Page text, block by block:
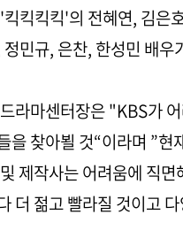
킥킥킥'의 전혜연, 김은
민규, 은찬, 한성민 배우
라마센터장은 "KBS가
을 찾아뵐 것“이라며 ”
제작사는 어려움에 직
더 젊고 빨라질 것이고